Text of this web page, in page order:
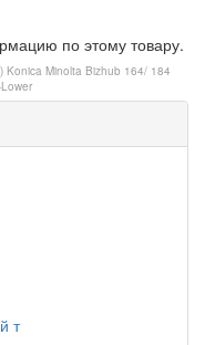
по этому товару.
Konica Minolta Bizhub 164/ 184
т